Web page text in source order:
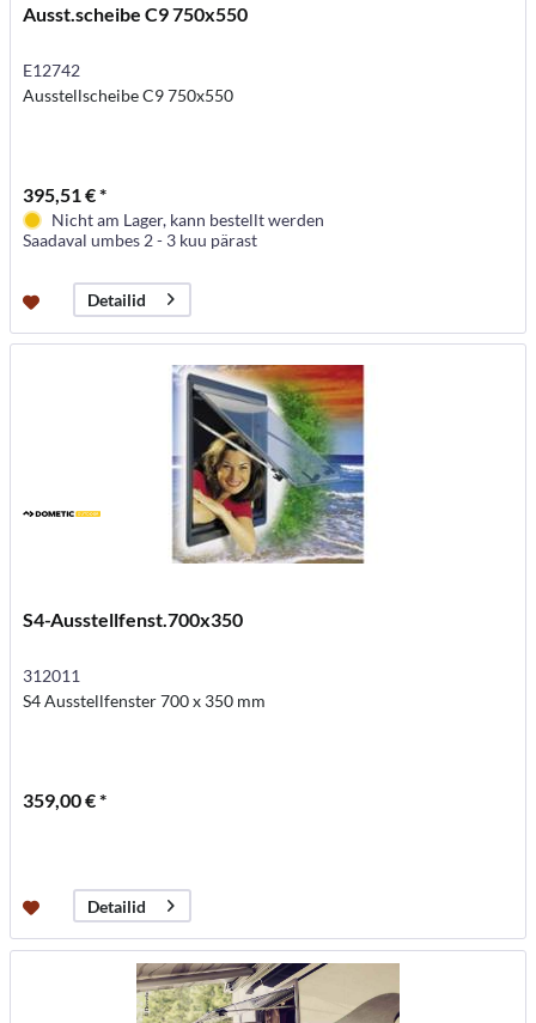
Ausst.scheibe C9 750x550
E12742
Ausstellscheibe C9 750x550
395,51 € *
Nicht am Lager, kann bestellt werden
Saadaval umbes 2 - 3 kuu pärast
Detailid
S4-Ausstellfenst.700x350
312011
S4 Ausstellfenster 700 x 350 mm
359,00 € *
Detailid